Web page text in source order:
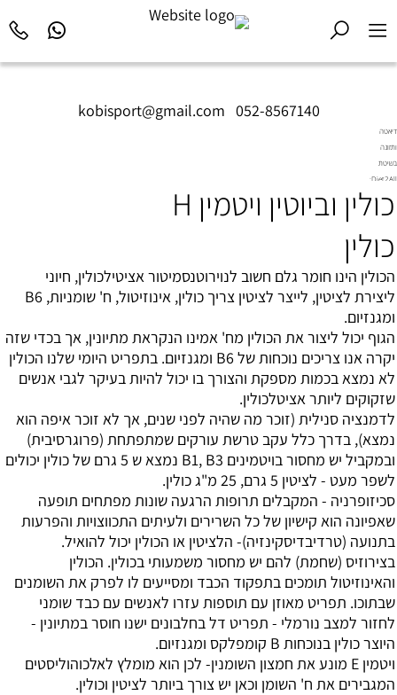
kobisport@gmail.com 052-8567140
דיאטה
ותזונה
בשיטת
Diet2All:
שמאחורי
המושלם.
כולין וביוטין ויטמין H
כולין
הכולין הינו חומר גלם חשוב לנוירוטנסמיטור אציטילכולין, חיוני
ליצירת לציטין, לייצר לציטין צריך כולין, אינוזיטול, ח' שומניות, B6
ומגנזיום.
הגוף יכול ליצור את הכולין מח' אמינו הנקראת מתיונין, אך בכדי שזה
יקרה אנו צריכים נוכחות של B6 ומגנזיום. בתפריט היומי שלנו הכולין
לא נמצא בכמות מספקת והצורך בו יכול להיות בעיקר לגבי אנשים
שזקוקים ליותר אציטלכולין.
לדמנציה סנילית (זוכר מה שהיה לפני שנים, אך לא זוכר איפה הוא
נמצא), בדרך כלל עקב טרשת עורקים שמתפתחת (פרוגרסיבית)
ובמקביל יש מחסור בויטמינים B1, B3 נמצא ש 5 גרם של כולין יכולים
לשפר מעט - לציטין 5 גרם, 25 מ"ג כולין.
סכיזופרניה - המקבלים תרופות הרגעה שונות מפתחים תופעה
שאפיונה הוא קישיון של כל השרירים ולעיתים התכווצויות והפרעות
בתנועה (טרדיבדיסקינזיה)- הלציטין או הכולין יכול להואיל.
בצירוזיס (שחמת) להם יש מחסור משמעותי בכולין. הכולין
והאינוזיטול תומכים בתפקוד הכבד ומסייעים לו לפרק את השומנים
שבתוכו. תפריט מאוזן עם תוספות עזרו לאנשים עם כבד שומני
לחזור למצב נורמלי - תפריט דל בחלבונים ישנו חוסר במתיונין -
היוצר כולין בנוכחות B קומפלקס ומגנזיום.
ויטמין E מונע את חמצון השומנין- לכן הוא מומלץ לאלכוהוליסטים
המגבירים את ח' השומן וכאן יש צורך ביותר לציטין וכולין.